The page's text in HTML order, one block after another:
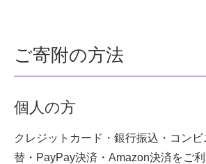
ご寄附の方法
個人の方
クレジットカード・銀行振込・コン
替・PayPay決済・Amazon決済をご利